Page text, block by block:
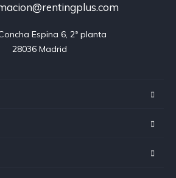
Espina 6, 2ª planta
28036 Madrid